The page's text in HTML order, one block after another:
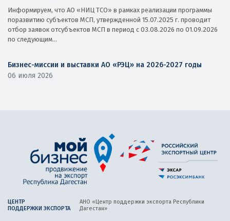
Информируем, что АО «НИЦ ТСО» в рамках реализации программы
поразвитию субъектов МСП, утвержденной 15.07.2025 г. проводит
отбор заявок отсубъектов МСП в период с 03.08.2026 по 01.09.2026
по следующим...
Бизнес-миссии и выставки АО «РЭЦ» на 2026-2027 годы
06 июля 2026
ЦЕНТР
ПОДДЕРЖКИ ЭКСПОРТА
АНО «Центр поддержки экспорта Республики
Дагестан»